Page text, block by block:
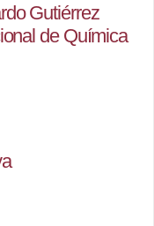
Gutiérrez
de Química